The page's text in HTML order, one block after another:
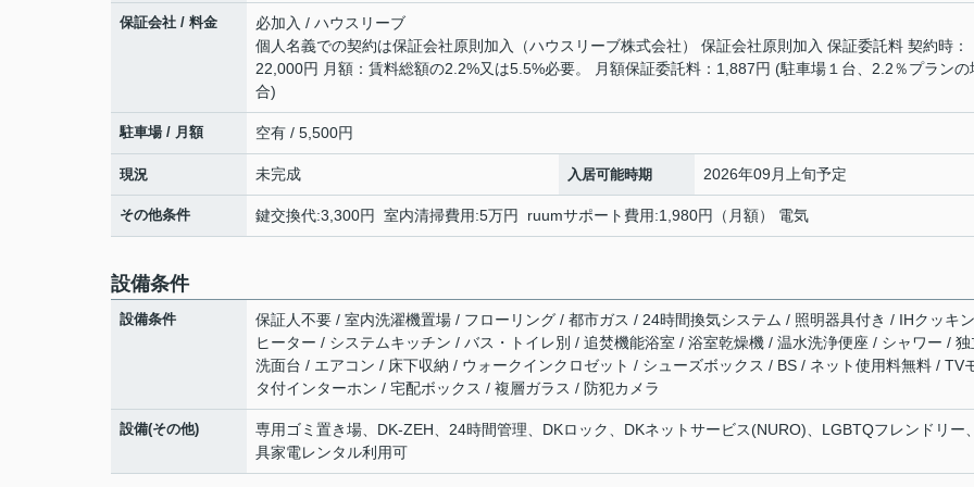
保証会社 / 料金
必加入 / ハウスリーブ
個人名義での契約は保証会社原則加入（ハウスリーブ株式会社） 保証会社原則加入 保証委託料 契約時：
22,000円 月額：賃料総額の2.2%又は5.5%必要。 月額保証委託料：1,887円 (駐車場１台、2.2％プランの
合)
駐車場 / 月額 空有 / 5,500円
現況 未完成 入居可能時期 2026年09月上旬予定
その他条件 鍵交換代:3,300円 室内清掃費用:5万円 ruumサポート費用:1,980円（月額） 電気
設備条件
設備条件
保証人不要 / 室内洗濯機置場 / フローリング / 都市ガス / 24時間換気システム / 照明器具付き / IHクッキ
ヒーター / システムキッチン / バス・トイレ別 / 追焚機能浴室 / 浴室乾燥機 / 温水洗浄便座 / シャワー / 独
洗面台 / エアコン / 床下収納 / ウォークインクロゼット / シューズボックス / BS / ネット使用料無料 / TV
タ付インターホン / 宅配ボックス / 複層ガラス / 防犯カメラ
設備(その他)
専用ゴミ置き場、DK-ZEH、24時間管理、DKロック、DKネットサービス(NURO)、LGBTQフレンドリー
具家電レンタル利用可